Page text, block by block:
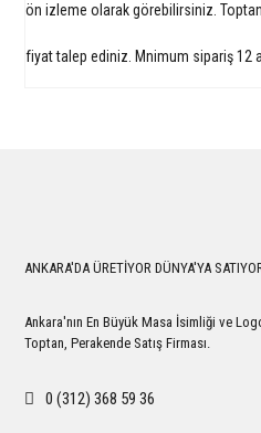
ön izleme olarak görebilirsiniz.
fiyat talep ediniz. Mnimum sipariş 12
ANKARA'DA ÜRETİYOR DÜNYA'YA
Ankara'nın En Büyük Masa İsimliği ve
Toptan, Perakende Satış Firması.
0 (312) 368 59 36